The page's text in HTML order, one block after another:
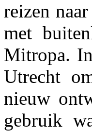
reizen
met
Mitropa.
Utrecht
nieuw
gebruik